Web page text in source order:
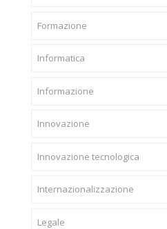
Formazione
Informatica
Informazione
Innovazione
Innovazione tecnologica
Internazionalizzazione
Legale